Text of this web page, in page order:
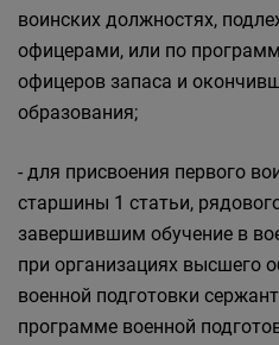
воинских должностях,
офицерами, или по
офицеров запаса и
образования;
- для присвоения первого
старшины 1 статьи,
завершившим обучение в
при организациях высшего
военной подготовки
программе военной